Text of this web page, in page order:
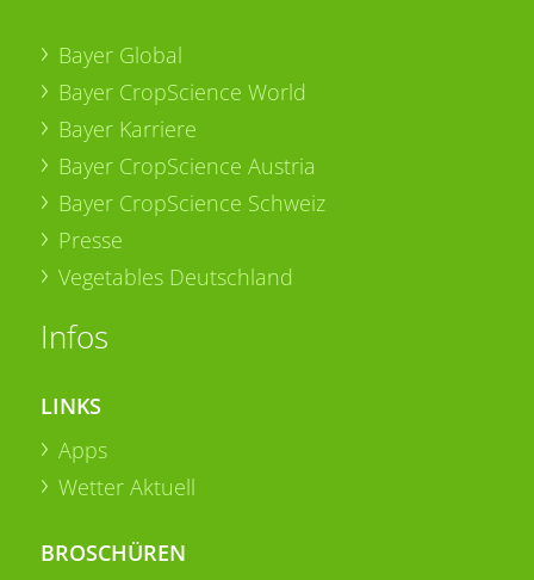
Bayer Global
Bayer CropScience World
Bayer Karriere
Bayer CropScience Austria
Bayer CropScience Schweiz
Presse
Vegetables Deutschland
Infos
LINKS
Apps
Wetter Aktuell
BROSCHÜREN